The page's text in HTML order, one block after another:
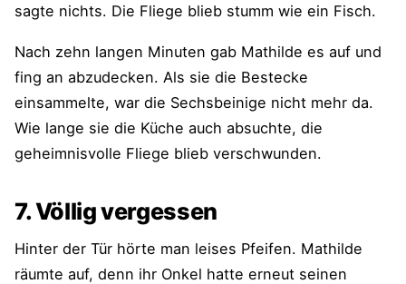
sagte nichts. Die Fliege blieb stumm wie ein Fisch.
Nach zehn langen Minuten gab Mathilde es auf und
fing an abzudecken. Als sie die Bestecke
einsammelte, war die Sechsbeinige nicht mehr da.
Wie lange sie die Küche auch absuchte, die
geheimnisvolle Fliege blieb verschwunden.
7. Völlig vergessen
Hinter der Tür hörte man leises Pfeifen. Mathilde
räumte auf, denn ihr Onkel hatte erneut seinen